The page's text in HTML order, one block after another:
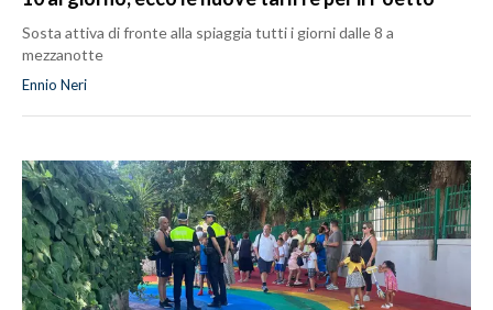
Sosta attiva di fronte alla spiaggia tutti i giorni dalle 8 a
mezzanotte
Ennio Neri